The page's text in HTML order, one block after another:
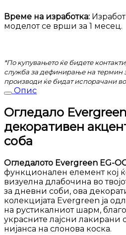
Време на изработка:
моделот се врши за 1 месец.
*По купувањето ќе бидете
служба за дефинирање на термин
производи ќе бидат испорачани
Опис
Огледало Evergreen
декоративен
соба
Огледалото Evergreen EG-
функционален елемент кој
визуелна длабочина во
за дневни соби, ова
колекцијата Evergreen ја
на рустикалниот шарм,
украсните лајсни лакирани
нијанса на слонова коска.